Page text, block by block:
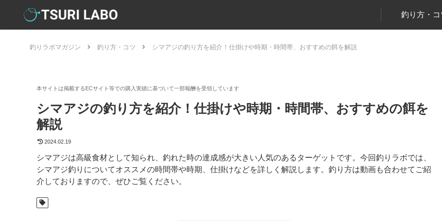
釣り方・コ
釣りラボマガジン 釣り方・コツ シマアジの釣り方を紹介！仕掛けや時期・時間帯、おすすめの餌を解説
シマアジの釣り方を紹介！仕掛けや時期・時間帯、おすすめの餌を
解説
2024.02.19
シマアジは高級食材として知られ、釣れた時の達成感が大きい人気のあるターゲットです。今回釣りラボでは、
シマアジ釣りについてオススメの時間帯や時期、仕掛けなどを詳しく解説します。釣り方は動画も合わせてご紹
介しておりますので、ぜひご覧ください。